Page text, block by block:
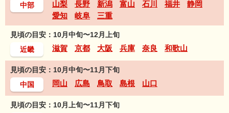
中部
山梨 長野 新潟 富山 石川 福井
静岡
愛知
岐阜 三重
見頃の目安：10月中旬〜12月上旬
近畿
滋賀 京都 大阪 兵庫 奈良 和歌山
見頃の目安：10月中旬〜11月下旬
中国
岡山 広島 鳥取 島根 山口
見頃の目安：10月上旬〜11月下旬